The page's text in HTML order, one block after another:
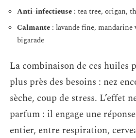
Anti-infectieuse : tea tree, origan,
Calmante : lavande fine,
bigarade
La combinaison de ces huiles
plus près des besoins : nez
sèche, coup de stress. L’effet
parfum : il engage une
entier, entre respiration,